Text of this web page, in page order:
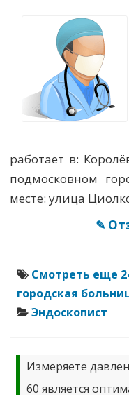
работает в:
подмосковном
месте: улица
✎
Смотреть еще
городская
Эндоскопист
Измеряете
60 является